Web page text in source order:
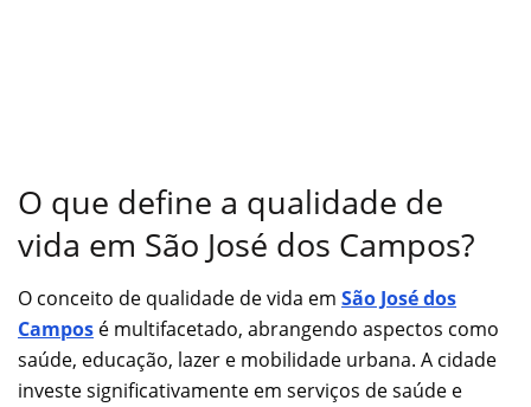
O que define a qualidade de
vida em São José dos Campos?
O conceito de qualidade de vida em São José dos
Campos é multifacetado, abrangendo aspectos como
saúde, educação, lazer e mobilidade urbana. A cidade
investe significativamente em serviços de saúde e